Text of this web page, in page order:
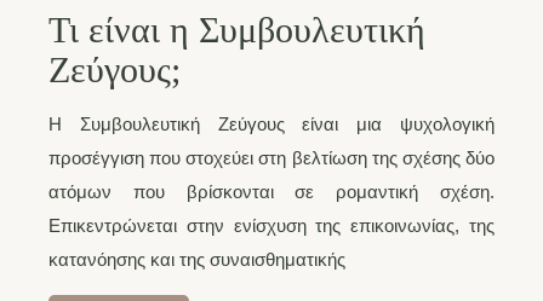
Τι είναι η Συμβουλευτική
Ζεύγους;
Η Συμβουλευτική Ζεύγους είναι μια ψυχολογική
προσέγγιση που στοχεύει στη βελτίωση της σχέσης δύο
ατόμων που βρίσκονται σε ρομαντική σχέση.
Επικεντρώνεται στην ενίσχυση της επικοινωνίας, της
κατανόησης και της συναισθηματικής